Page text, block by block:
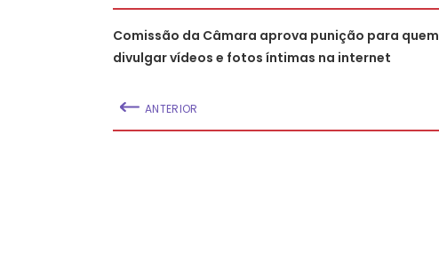
Comissão da Câmara aprova punição para quem
divulgar vídeos e fotos íntimas na internet
ANTERIOR